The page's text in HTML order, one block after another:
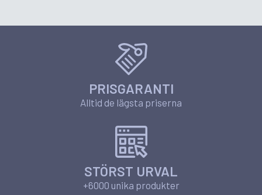
PRISGARANTI
Alltid de lägsta priserna
STÖRST URVAL
+6000 unika produkter